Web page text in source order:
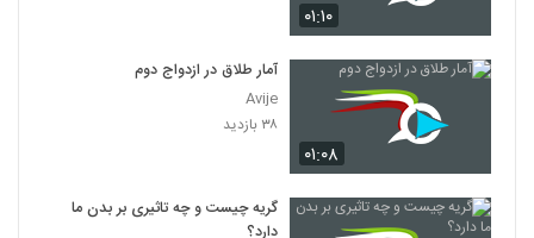
۰۱:۱۰
۰۱:۰۸
آمار طلاق در ازدواج دوم
Avije
۳۸ بازدید
گریه چیست و چه تاثیری بر بدن ما
دارد؟